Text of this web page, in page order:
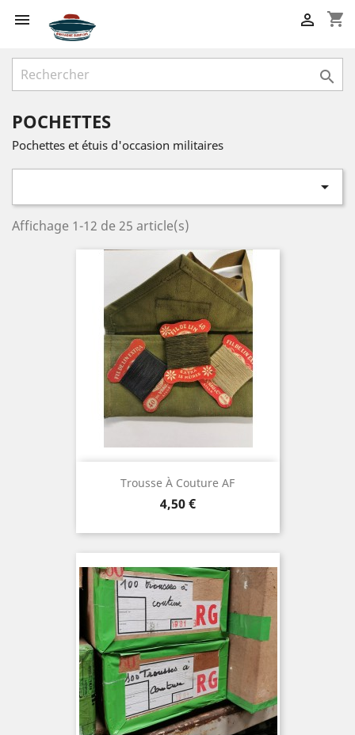
 shopping_cart


POCHETTES
Pochettes et étuis d'occasion militaires

Affichage 1-12 de 25 article(s)
Trousse À Couture AF
Prix
4,50 €